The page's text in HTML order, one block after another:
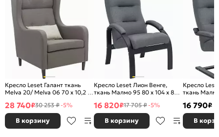
Кресло Leset Галант ткань
Melva 20/ Melva 06 70 x 10,2 x
28 740₽30 253 ₽-5%
В корзину
Кресло Leset Лион Венге,
ткань Малмо 95 80 x 104 x 80
16 820₽17 705 ₽-5%
В корзину
Кресло
ткань
16 790₽
В